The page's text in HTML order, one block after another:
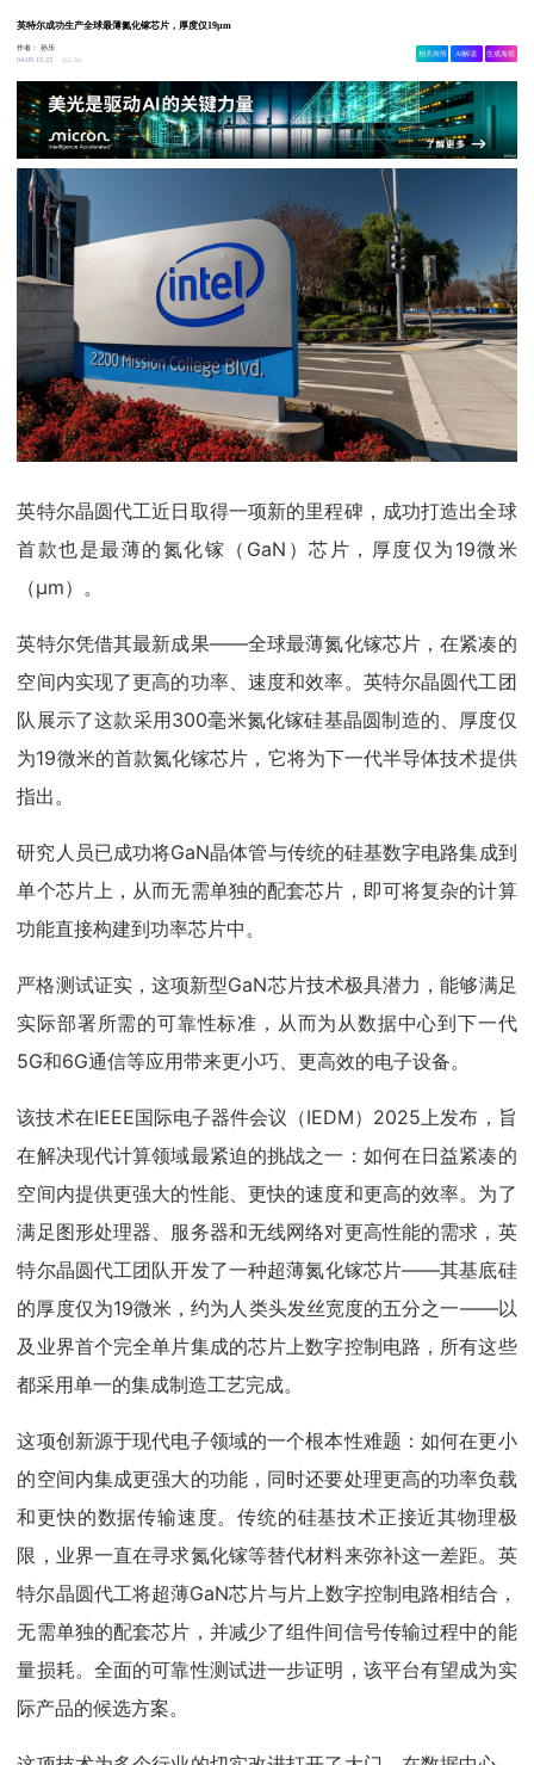
英特尔成功生产全球最薄氮化镓芯片，厚度仅19μm
作者：孙乐
04-09 15:23
2.6w
相关舆情 AI解读 生成海报
英特尔晶圆代工近日取得一项新的里程碑，成功打造出全球
首款也是最薄的氮化镓（GaN）芯片，厚度仅为19微米
（μm）。
英特尔凭借其最新成果——全球最薄氮化镓芯片，在紧凑的
空间内实现了更高的功率、速度和效率。英特尔晶圆代工团
队展示了这款采用300毫米氮化镓硅基晶圆制造的、厚度仅
为19微米的首款氮化镓芯片，它将为下一代半导体技术提供
指出。
研究人员已成功将GaN晶体管与传统的硅基数字电路集成到
单个芯片上，从而无需单独的配套芯片，即可将复杂的计算
功能直接构建到功率芯片中。
严格测试证实，这项新型GaN芯片技术极具潜力，能够满足
实际部署所需的可靠性标准，从而为从数据中心到下一代
5G和6G通信等应用带来更小巧、更高效的电子设备。
该技术在IEEE国际电子器件会议（IEDM）2025上发布，旨
在解决现代计算领域最紧迫的挑战之一：如何在日益紧凑的
空间内提供更强大的性能、更快的速度和更高的效率。为了
满足图形处理器、服务器和无线网络对更高性能的需求，英
特尔晶圆代工团队开发了一种超薄氮化镓芯片——其基底硅
的厚度仅为19微米，约为人类头发丝宽度的五分之一——以
及业界首个完全单片集成的芯片上数字控制电路，所有这些
都采用单一的集成制造工艺完成。
这项创新源于现代电子领域的一个根本性难题：如何在更小
的空间内集成更强大的功能，同时还要处理更高的功率负载
和更快的数据传输速度。传统的硅基技术正接近其物理极
限，业界一直在寻求氮化镓等替代材料来弥补这一差距。英
特尔晶圆代工将超薄GaN芯片与片上数字控制电路相结合，
无需单独的配套芯片，并减少了组件间信号传输过程中的能
量损耗。全面的可靠性测试进一步证明，该平台有望成为实
际产品的候选方案。